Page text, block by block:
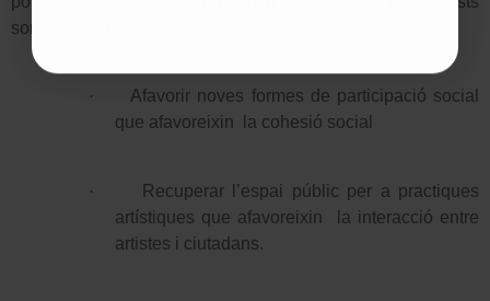
son alguns del criteris:
·
Afavorir noves formes de participació social
que afavoreixin
la cohesió social
·
Recuperar l’espai públic per a practiques
artístiques que afavoreixin
la interacció entre
artistes i ciutadans.